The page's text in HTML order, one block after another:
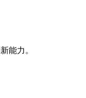
能力。